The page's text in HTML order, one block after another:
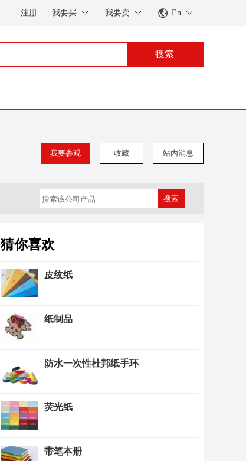
注册 我要买 我要卖 En
搜索
我要参观 收藏 站内消息
搜索
猜你喜欢
皮纹纸
纸制品
防水一次性杜邦纸手环
荧光纸
带笔本册